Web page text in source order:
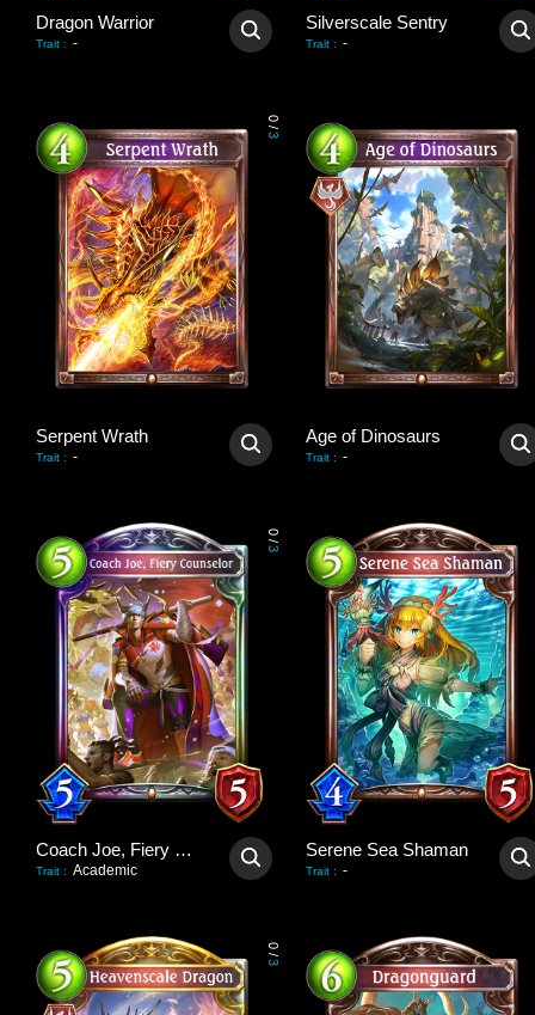
Dragon Warrior
Trait : -
Silverscale Sentry
Trait : -
0
/
3
Serpent Wrath
Trait : -
Age of Dinosaurs
Trait : -
0
/
3
Coach Joe, Fiery Counselor
Trait : Academic
Serene Sea Shaman
Trait : -
0
/
3